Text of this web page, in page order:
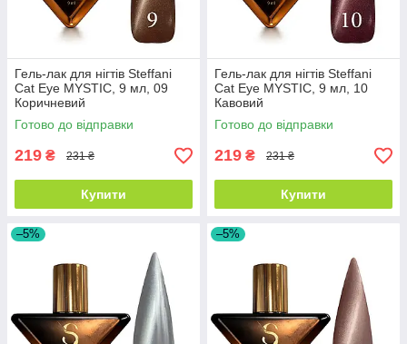
Гель-лак для нігтів Steffani
Cat Eye MYSTIC, 9 мл, 09
Коричневий
Готово до відправки
219 ₴ 231 ₴
Купити
Гель-лак для нігтів Steffani
Cat Eye MYSTIC, 9 мл, 10
Кавовий
Готово до відправки
219 ₴ 231 ₴
Купити
–5% –5%